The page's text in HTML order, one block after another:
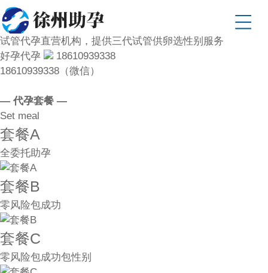
试管代孕直营机构，提供三代试管供卵选性别服务
好孕代孕
18610939338
18610939338（微信）
— 代孕套餐 —
Set meal
套餐A
全委托助孕
套餐B
零风险包成功
套餐C
零风险包成功包性别